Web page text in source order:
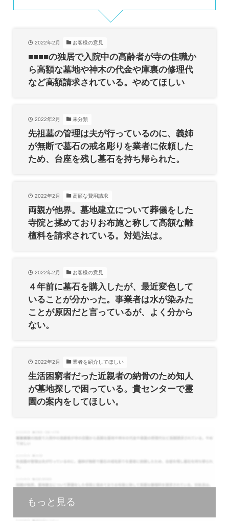
2022年2月 お客様の意見
■■■■の独居で入院中の高齢者が寺の住職か
ら高額な墓地や神木の代金や庫裏の修理代
など高額請求されている。やめてほしい
2022年2月 未分類
先祖墓の管理は夫が行っているのに、義姉
が無断で墓石の戒名彫りを業者に依頼した
ため、台座を残し墓石を持ち帰られた。
2022年2月 高額な費用請求
両親が他界。墓地建立について葬儀をした
寺院と揉めておりお布施と称して高額な離
檀料を請求されている。対処法は。
2022年2月 お客様の意見
４年前に墓石を購入したが、最近変色して
いることが分かった。事業者は水が染みた
ことが原因だと言っているが、よく分から
ない。
2022年2月 業者を紹介してほしい
生活困窮者だった近親者の納骨のため知人
が墓地探しで困っている。貴センターで霊
園の案内をしてほしい。
もっと見る